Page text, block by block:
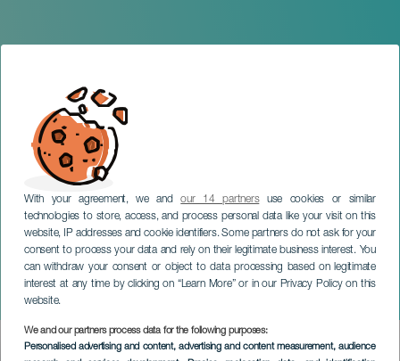
With your agreement, we andour 14 partnersuse cookies or similar
technologies to store, access, and process personal data like your visit on this
website, IP addresses and cookie identifiers. Some partners do not ask for your
consent to process your data and rely on their legitimate business interest. You
can withdraw your consent or object to data processing based on legitimate
interest at any time by clicking on “Learn More” or in our Privacy Policy on this
website.
We and our partners process data for the following purposes:
Personalised advertising and content, advertising and content measurement, audience
Semana Internacional de
Jazz
TENERIFE
Imagen